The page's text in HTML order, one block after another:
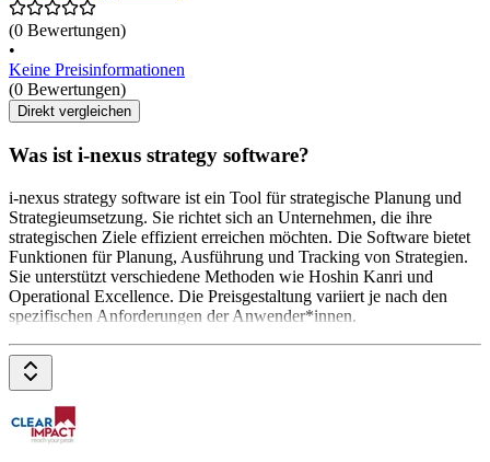
(0 Bewertungen)
•
Keine Preisinformationen
(0 Bewertungen)
Direkt vergleichen
Was ist i-nexus strategy software?
i-nexus strategy software ist ein Tool für strategische Planung und
Strategieumsetzung. Sie richtet sich an Unternehmen, die ihre
strategischen Ziele effizient erreichen möchten. Die Software bietet
Funktionen für Planung, Ausführung und Tracking von Strategien.
Sie unterstützt verschiedene Methoden wie Hoshin Kanri und
Operational Excellence. Die Preisgestaltung variiert je nach den
spezifischen Anforderungen der Anwender*innen.